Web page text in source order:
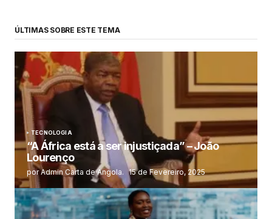
ÚLTIMAS SOBRE ESTE TEMA
TECNOLOGIA
“A África está a ser injustiçada” – João
Lourenço
por Admin Carta de Angola. 15 de Fevereiro, 2025